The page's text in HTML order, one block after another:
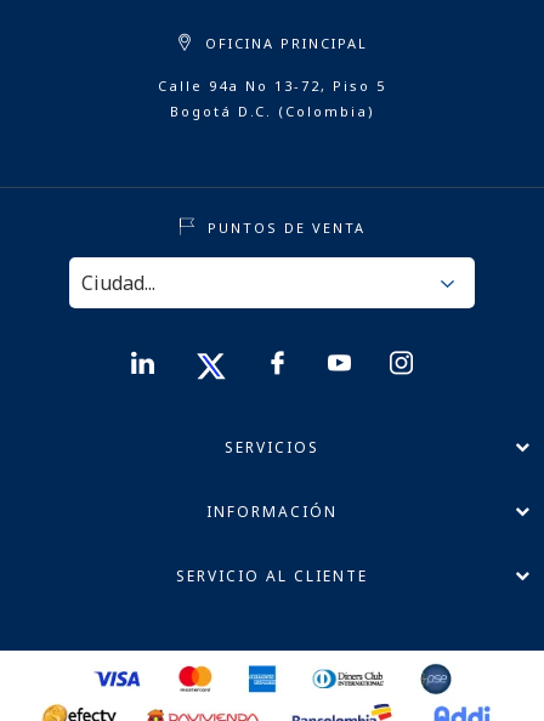
OFICINA PRINCIPAL
Calle 94a No 13-72, Piso 5
Bogotá D.C. (Colombia)
PUNTOS DE VENTA
SERVICIOS
INFORMACIÓN
SERVICIO AL CLIENTE